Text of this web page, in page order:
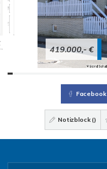
419.000,- €
Facebook
Notizblock ()